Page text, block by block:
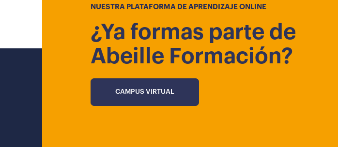
NUESTRA PLATAFORMA DE APRENDIZAJE ONLINE
¿Ya formas parte de
Abeille Formación?
CAMPUS VIRTUAL